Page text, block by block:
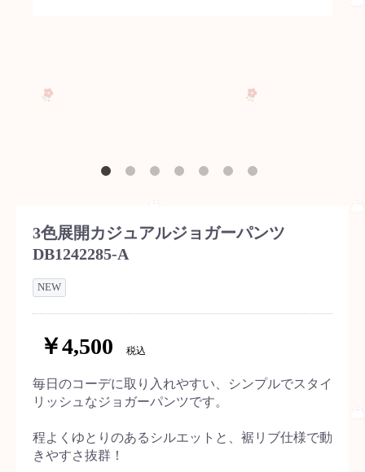
3色展開カジュアルジョガーパンツ
DB1242285-A
NEW
￥4,500 税込
毎日のコーデに取り入れやすい、シンプルでスタイ
リッシュなジョガーパンツです。
程よくゆとりのあるシルエットと、裾リブ仕様で動
きやすさ抜群！